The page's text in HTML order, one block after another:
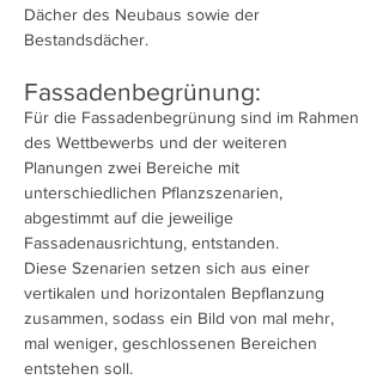
Dächer des Neubaus sowie der
Bestandsdächer.
Fassadenbegrünung:
Für die Fassadenbegrünung sind im Rahmen
des Wettbewerbs und der weiteren
Planungen zwei Bereiche mit
unterschiedlichen Pflanzszenarien,
abgestimmt auf die jeweilige
Fassadenausrichtung, entstanden.
Diese Szenarien setzen sich aus einer
vertikalen und horizontalen Bepflanzung
zusammen, sodass ein Bild von mal mehr,
mal weniger, geschlossenen Bereichen
entstehen soll.